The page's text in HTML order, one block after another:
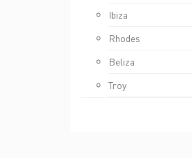
Ibiza
Rhodes
Beliza
Troy